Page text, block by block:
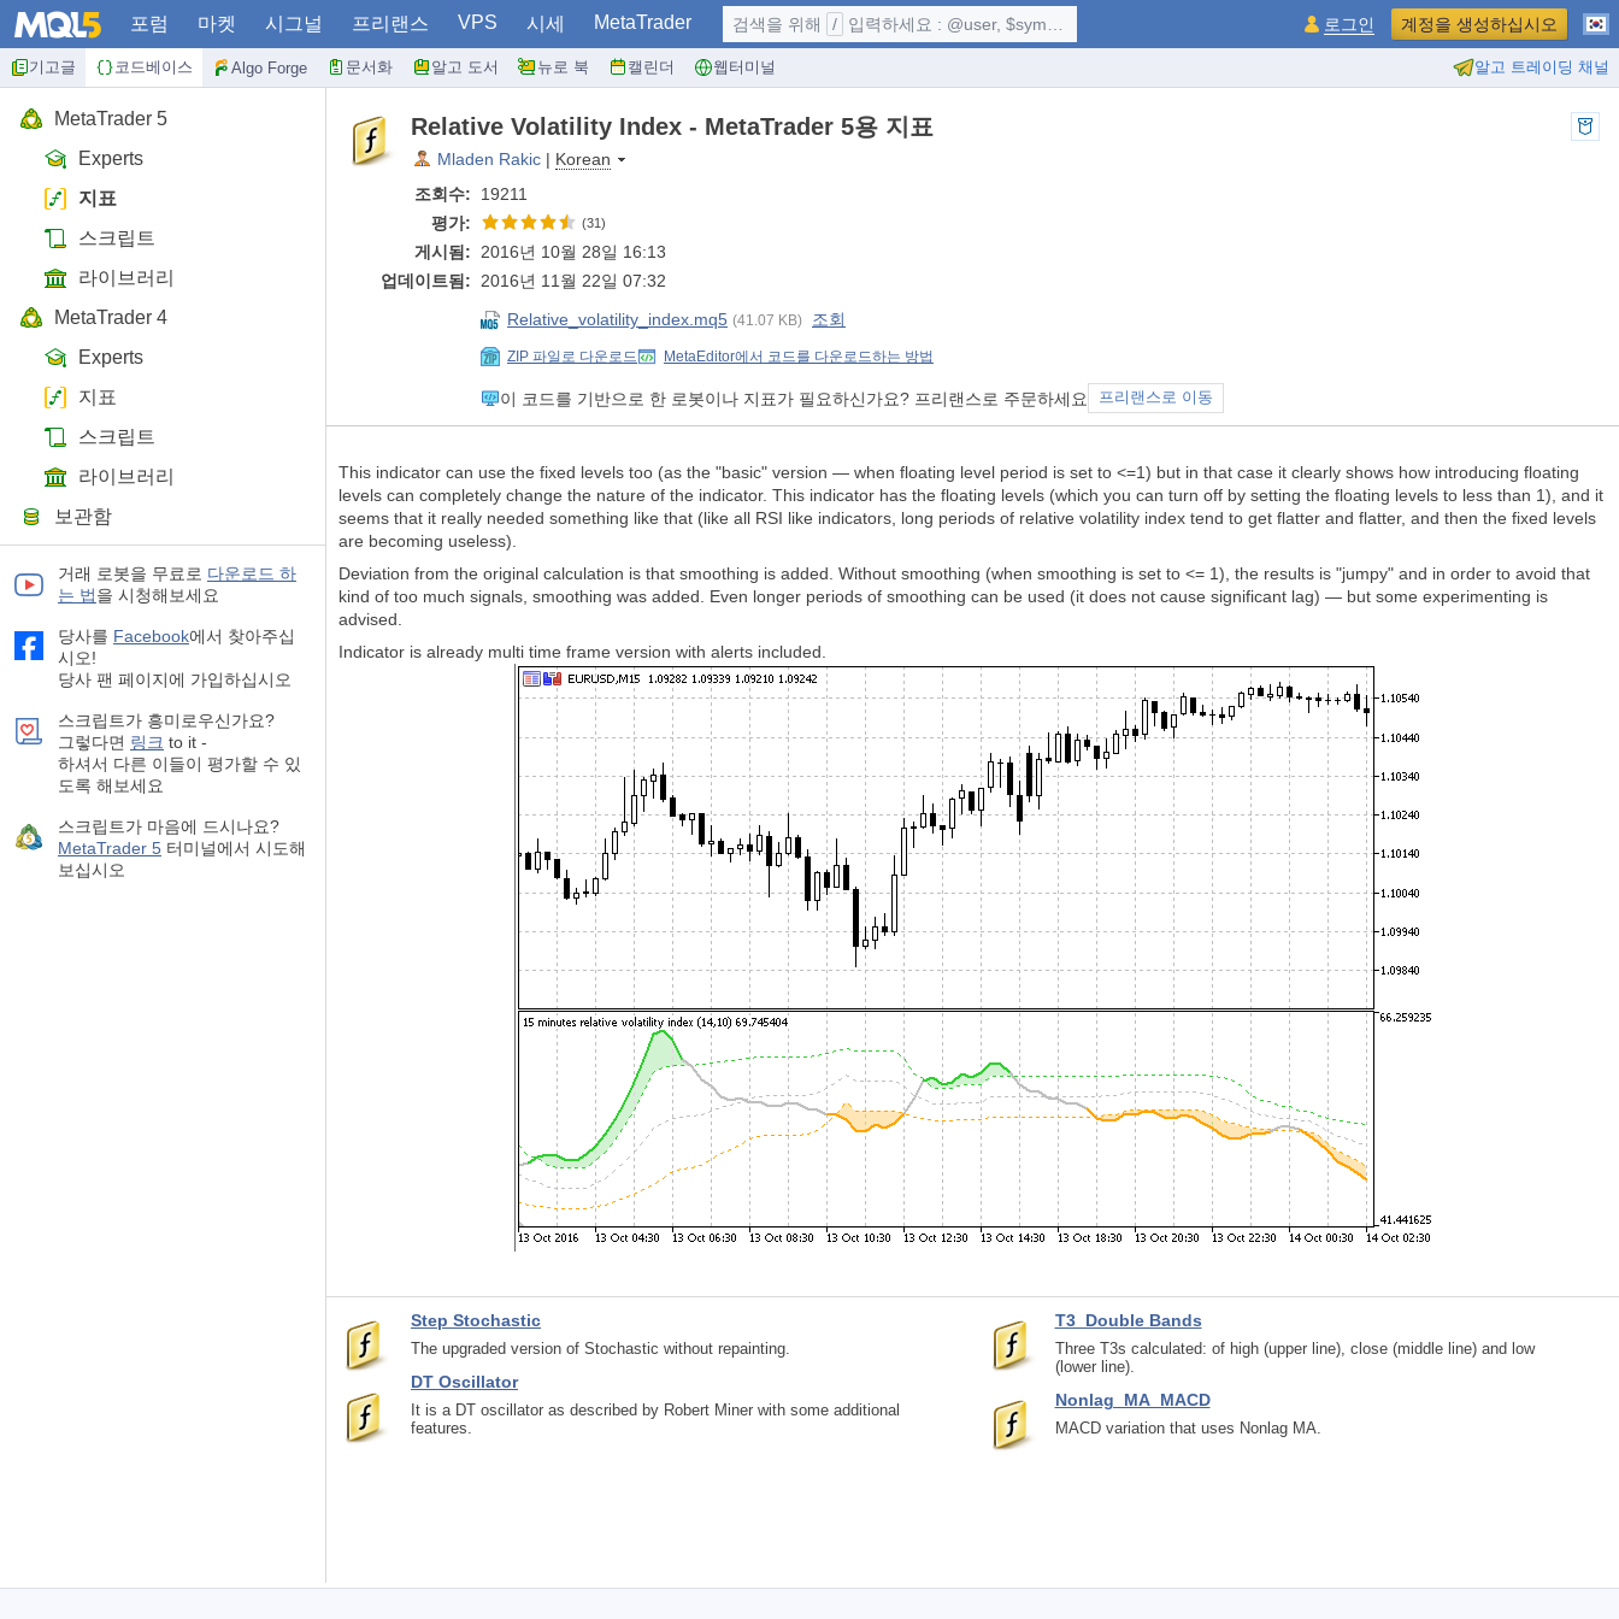
포럼 마켓 시그널 프리랜스 VPS 시세 MetaTrader
기고글 코드베이스 Algo Forge 문서화 알고 도서 뉴로 북 캘린더 웹터미널 알고 트레이딩 채널
검색을 위해 / 입력하세요 : @user, $symbol, ... 로그인 계정을 생성하십시오
MetaTrader 5
Experts
지표
스크립트
라이브러리
MetaTrader 4
Experts
지표
스크립트
라이브러리
보관함
거래 로봇을 무료로 다운로드 하
는 법을 시청해보세요
당사를 Facebook에서 찾아주십
시오!
당사 팬 페이지에 가입하십시오
스크립트가 흥미로우신가요?
그렇다면 링크 to it -
하셔서 다른 이들이 평가할 수 있
도록 해보세요
스크립트가 마음에 드시나요?
MetaTrader 5 터미널에서 시도해
보십시오
Relative Volatility Index - MetaTrader 5용 지표
Mladen Rakic | Korean
조회수:
19211
평가:
(31)
게시됨:
2016년 10월 28일 16:13
업데이트됨:
2016년 11월 22일 07:32
Relative_volatility_index.mq5 (41.07 KB) 조회
ZIP 파일로 다운로드 MetaEditor에서 코드를 다운로드하는 방법
이 코드를 기반으로 한 로봇이나 지표가 필요하신가요? 프리랜스로 주문하세요 프리랜스로 이동
This indicator can use the fixed levels too (as the "basic" version — when floating level period is set to <=1) but in that case it clearly shows how introducing floating
levels can completely change the nature of the indicator. This indicator has the floating levels (which you can turn off by setting the floating levels to less than 1), and it
seems that it really needed something like that (like all RSI like indicators, long periods of relative volatility index tend to get flatter and flatter, and then the fixed levels
are becoming useless).
Deviation from the original calculation is that smoothing is added. Without smoothing (when smoothing is set to <= 1), the results is "jumpy" and in order to avoid that
kind of too much signals, smoothing was added. Even longer periods of smoothing can be used (it does not cause significant lag) — but some experimenting is
advised.
Indicator is already multi time frame version with alerts included.
T3_Double Bands
Three T3s calculated: of high (upper line), close (middle line) and low
(lower line).
Nonlag_MA_MACD
MACD variation that uses Nonlag MA.
Step Stochastic
The upgraded version of Stochastic without repainting.
DT Oscillator
It is a DT oscillator as described by Robert Miner with some additional
features.